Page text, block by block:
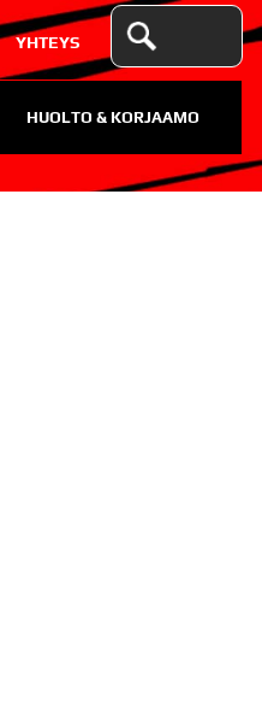
YHTEYS
HUOLTO & KORJAAMO